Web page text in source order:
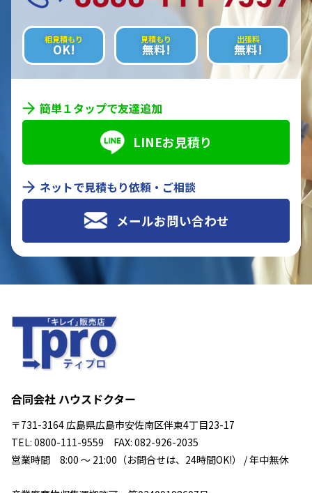
相見積もり
OK!
見積もり
無料!
出張料
無料!
簡単１タップで友達追加
LINEお見積り
ネットで見積もり依頼・ご相談
メールお問い合わせ
合同会社 ハウスドクター
〒731-3164 広島県広島市安佐南区伴東4丁目23-17
TEL: 0800-111-9559 FAX: 082-926-2035
営業時間 8:00 ～ 21:00（お問合せは、24時間OK!） / 年中無休